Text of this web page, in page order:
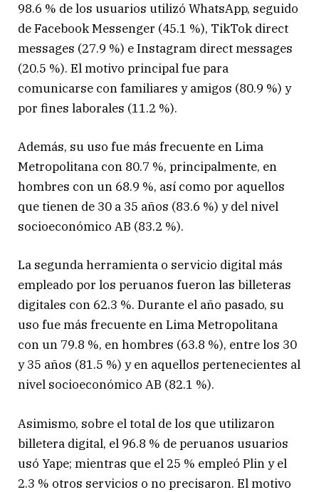
98.6 % de los usuarios utilizó WhatsApp, seguido
de Facebook Messenger (45.1 %), TikTok direct
messages (27.9 %) e Instagram direct messages
(20.5 %). El motivo principal fue para
comunicarse con familiares y amigos (80.9 %) y
por fines laborales (11.2 %).
Además, su uso fue más frecuente en Lima
Metropolitana con 80.7 %, principalmente, en
hombres con un 68.9 %, así como por aquellos
que tienen de 30 a 35 años (83.6 %) y del nivel
socioeconómico AB (83.2 %).
La segunda herramienta o servicio digital más
empleado por los peruanos fueron las billeteras
digitales con 62.3 %. Durante el año pasado, su
uso fue más frecuente en Lima Metropolitana
con un 79.8 %, en hombres (63.8 %), entre los 30
y 35 años (81.5 %) y en aquellos pertenecientes al
nivel socioeconómico AB (82.1 %).
Asimismo, sobre el total de los que utilizaron
billetera digital, el 96.8 % de peruanos usuarios
usó Yape; mientras que el 25 % empleó Plin y el
2.3 % otros servicios o no precisaron. El motivo